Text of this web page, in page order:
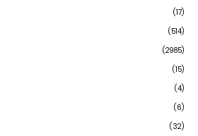
(17)
(514)
(2985)
(15)
(4)
(6)
(32)